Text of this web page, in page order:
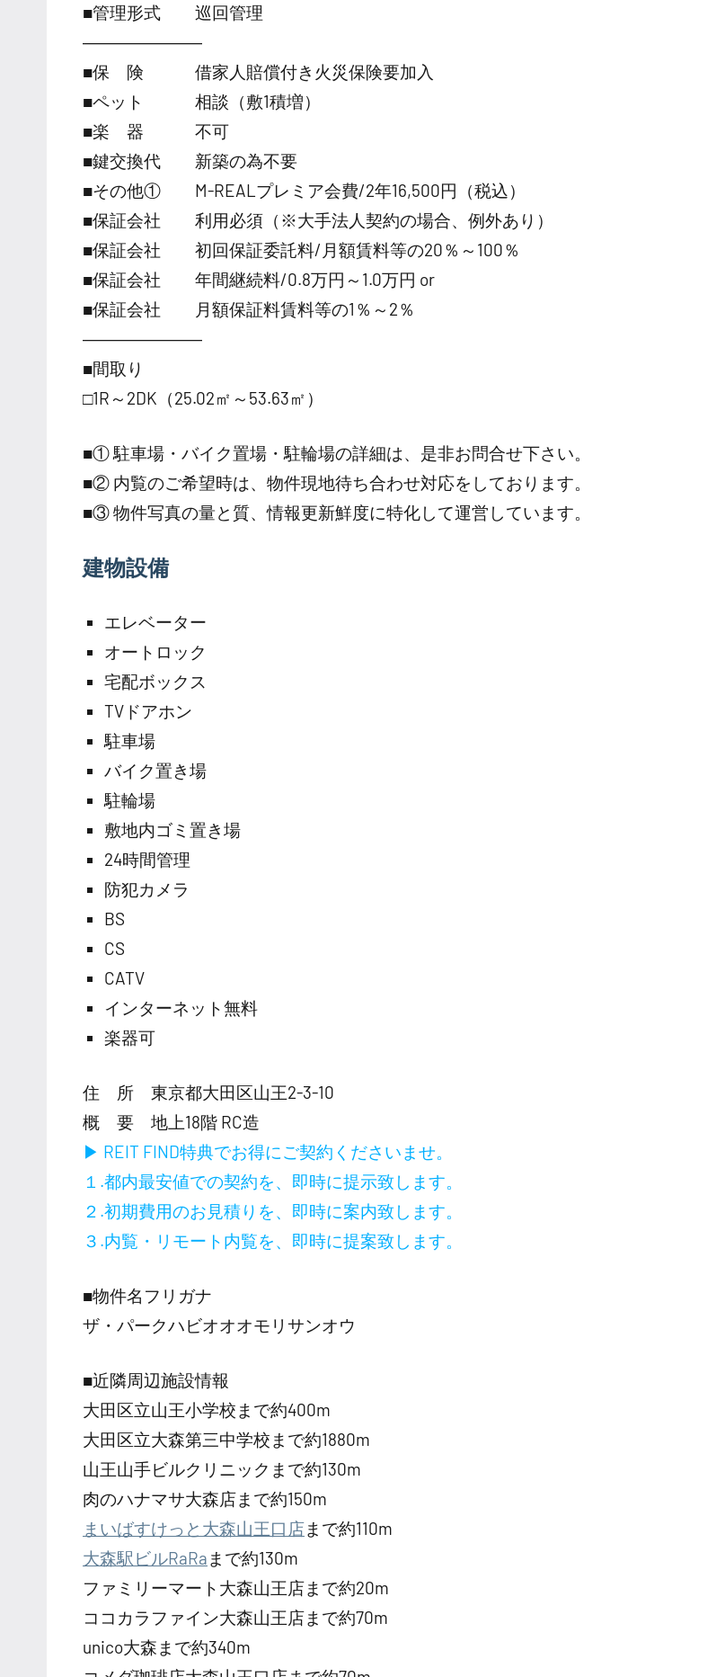
■管理形式 巡回管理
―――――――
■保 険 借家人賠償付き火災保険要加入
■ペット 相談（敷1積増）
■楽 器 不可
■鍵交換代 新築の為不要
■その他① M-REALプレミア会費/2年16,500円（税込）
■保証会社 利用必須（※大手法人契約の場合、例外あり）
■保証会社 初回保証委託料/月額賃料等の20％～100％
■保証会社 年間継続料/0.8万円～1.0万円 or
■保証会社 月額保証料賃料等の1％～2％
―――――――
■間取り
□1R～2DK（25.02㎡～53.63㎡）
■① 駐車場・バイク置場・駐輪場の詳細は、是非お問合せ下さい。
■② 内覧のご希望時は、物件現地待ち合わせ対応をしております。
■③ 物件写真の量と質、情報更新鮮度に特化して運営しています。
建物設備
エレベーター
オートロック
宅配ボックス
TVドアホン
駐車場
バイク置き場
駐輪場
敷地内ゴミ置き場
24時間管理
防犯カメラ
BS
CS
CATV
インターネット無料
楽器可
住 所 東京都大田区山王2-3-10
概 要 地上18階 RC造
▶ REIT FIND特典でお得にご契約くださいませ。
１.都内最安値での契約を、即時に提示致します。
２.初期費用のお見積りを、即時に案内致します。
３.内覧・リモート内覧を、即時に提案致します。
■物件名フリガナ
ザ・パークハビオオオモリサンオウ
■近隣周辺施設情報
大田区立山王小学校まで約400m
大田区立大森第三中学校まで約1880m
山王山手ビルクリニックまで約130m
肉のハナマサ大森店まで約150m
まいばすけっと大森山王口店まで約110m
大森駅ビルRaRa まで約130m
ファミリーマート大森山王店まで約20m
ココカラファイン大森山王店まで約70m
unico大森まで約340m